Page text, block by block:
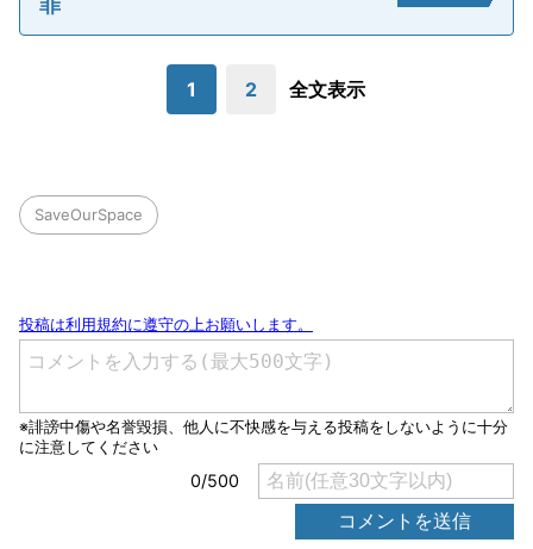
1 2 全文表示
SaveOurSpace